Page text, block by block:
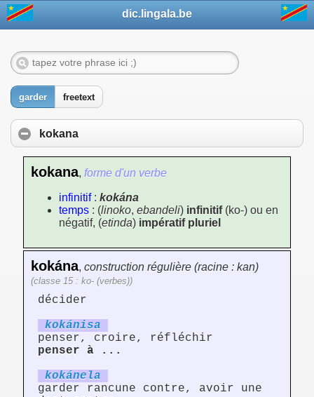
dic.lingala.be
garder freetext
kokana
kokana, forme d'un verbe
infinitif: kokána
temps : (linoko, ebandeli) infinitif(ko-) ou en
négatif, (etinda) impératif pluriel
kokána, construction régulière (racine : kan)
(classe 15 : ko- (verbes))
décider
kokánisa
penser, croire, réfléchir
penser à ...
kokánela
garder rancune contre, avoir une